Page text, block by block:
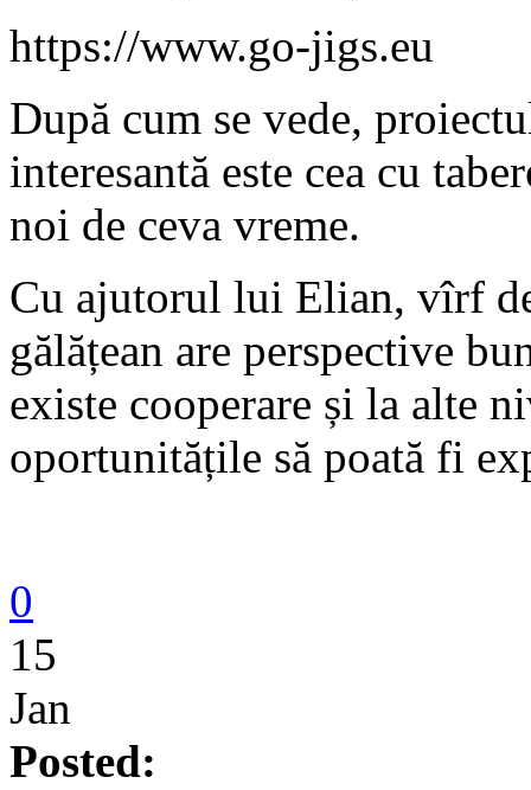
https://www.go-jigs.eu
După cum se vede,
interesantă este cea cu
noi de ceva vreme.
Cu ajutorul lui Elian, vîrf
gălățean are perspective
existe cooperare și la alte
oportunitățile să poată fi
0
15
Jan
Posted: